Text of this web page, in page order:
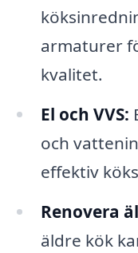
armaturer
kvalitet.
El och VVS:
och
effektiv
Renovera
äldre kök